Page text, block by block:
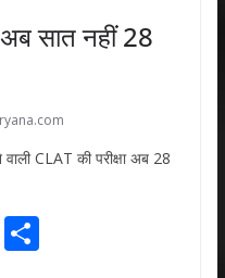
सात नहीं 28
CLAT की परीक्षा अब 28
S